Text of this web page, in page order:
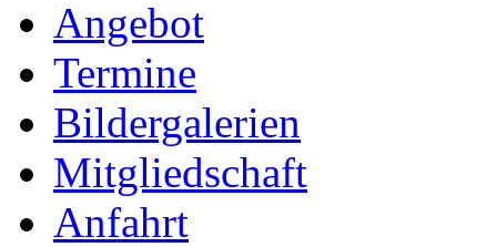
Angebot
Termine
Bildergalerien
Mitgliedschaft
Anfahrt